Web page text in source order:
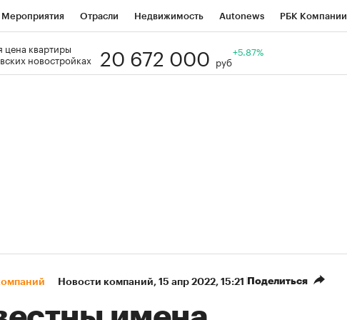
Мероприятия Отрасли Недвижимость Autonews РБК Компании
Визионеры
цена квартиры
новостройках
20 672 000 руб
+5.87%
Новости компаний⁠, 15 апр 2022, 15:21 Поделиться